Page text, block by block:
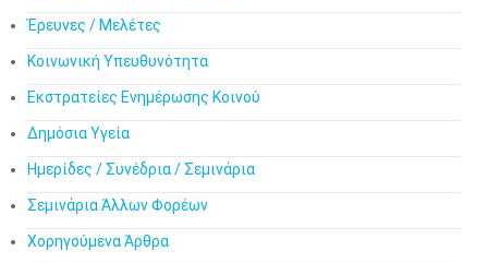
Έρευνες / Μελέτες
Κοινωνική Υπευθυνότητα
Εκστρατείες Ενημέρωσης Κοινού
Δημόσια Υγεία
Ημερίδες / Συνέδρια / Σεμινάρια
Σεμινάρια Άλλων Φορέων
Χορηγούμενα Άρθρα